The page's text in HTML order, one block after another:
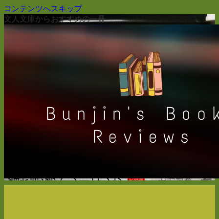
コンテンツへスキップ
文人文庫からおすすめの一冊